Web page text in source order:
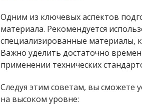
Одним из ключевых аспектов
материала. Рекомендуется
специализированные материалы,
Важно уделить достаточно
применении технических
Следуя этим советам, вы сможете
на высоком уровне: